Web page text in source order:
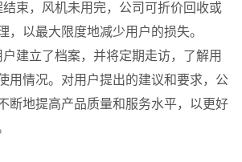
结束，风机未用完，公司可折价回收或
，以最大限度地减少用户的损失。
户建立了档案，并将定期走访，了解用
用情况。对用户提出的建议和要求，公
断地提高产品质量和服务水平，以更好